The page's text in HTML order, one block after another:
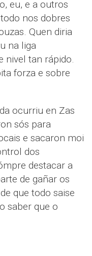
eu, e a outros
nos dobres
Quen diria
na liga
nivel tan rápido.
forza e sobre
ocurriu en Zas
sós para
e sacaron moi
dos
destacar a
de gañar os
que todo saise
saber que o